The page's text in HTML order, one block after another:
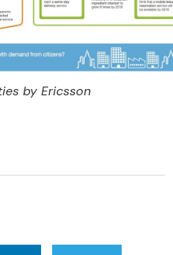
by Ericsson